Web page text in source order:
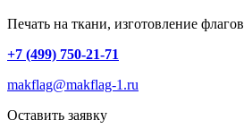
Печать на ткани, изготовление флагов
+7 (499) 750-21-71
makflag@makflag-1.ru
Оставить заявку